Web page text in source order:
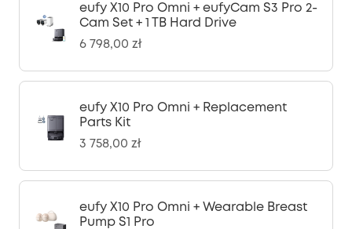
eufy X10 Pro Omni + eufyCam S3 Pro 2-
Cam Set + 1 TB Hard Drive
6 798,00 zł
eufy X10 Pro Omni + Replacement
Parts Kit
3 758,00 zł
eufy X10 Pro Omni + Wearable Breast
Pump S1 Pro